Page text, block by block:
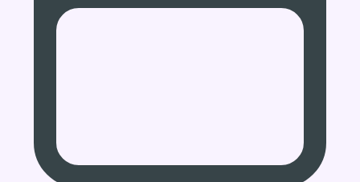
10/01/2020 à 13:03